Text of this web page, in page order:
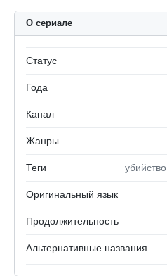
О сериале
Статус
Года
Канал
Жанры
Теги убийство
Оригинальный язык
Продолжительность
Альтернативные названия